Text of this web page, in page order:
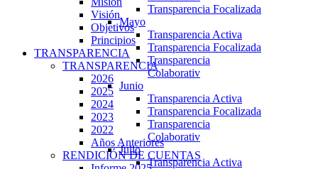
Transparencia Focalizada
Mayo
Transparencia Activa
Transparencia Focalizada
Transparencia
Colaborativ
Junio
Transparencia Activa
Transparencia Focalizada
Transparencia
Colaborativ
Julio
Transparencia Activa
Visión
Objetivos
Principios
TRANSPARENCIA
TRANSPARENCIA
2026
2025
2024
2023
2022
Años Anteriores
RENDICIÓN DE CUENTAS